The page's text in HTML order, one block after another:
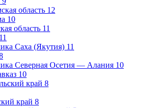
область 12
10
область 11
11
Саха (Якутия) 11
Северная Осетия — Алания 10
10
край 8
край 8